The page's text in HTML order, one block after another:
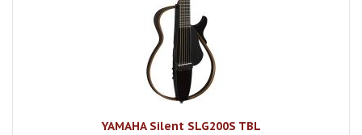
YAMAHA Silent SLG200S TBL